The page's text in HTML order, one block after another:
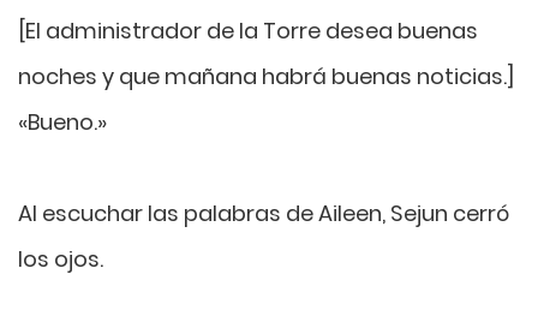
[El administrador de la Torre desea buenas
noches y que mañana habrá buenas noticias.]
«Bueno.»
Al escuchar las palabras de Aileen, Sejun cerró
los ojos.